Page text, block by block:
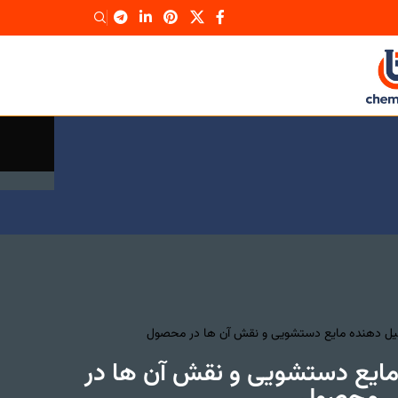
دهنده مایع دستشویی و نقش آن ها در محصول
دستشویی و نقش آن ها در